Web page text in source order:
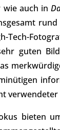
wie auch in
Tech-
guten
bieten